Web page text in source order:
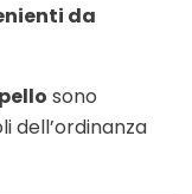
da
sono
dell’ordinanza